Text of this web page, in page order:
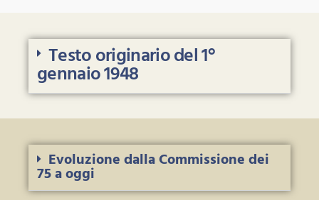
Testo originario del 1°
gennaio 1948
Evoluzione dalla Commissione dei
75 a oggi